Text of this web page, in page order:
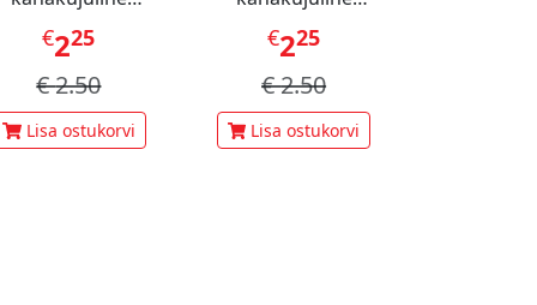
60 g
€225
€2.50
Lisa ostukorvi
šokolaadimaius 60 g
€225
€2.50
Lisa ostukorvi